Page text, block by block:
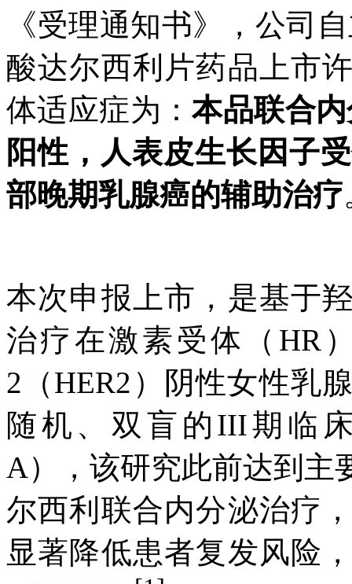
《受理通知书》，公司
酸达尔西利片药品上市
体适应症为：本品联合
阳性，人表皮生长因子
部晚期乳腺癌的辅助治疗
本次申报上市，是基于
治疗在激素受体（HR
2（HER2）阴性女性乳
随机、双盲的III期临
A），该研究此前达到主
尔西利联合内分泌治疗
显著降低患者复发风险